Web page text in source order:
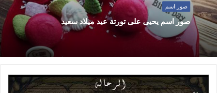
صور اسم
صور اسم يحيى على تورتة عيد ميلاد سعيد